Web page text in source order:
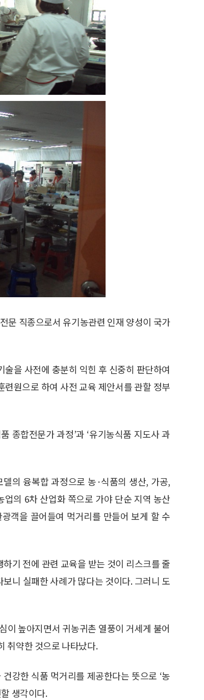
문 직종으로서 유기농관련 인재 양성이 국가
을 사전에 충분히 익힌 후 신중히 판단하여
원으로 하여 사전 교육 제안서를 관할 정부
종합전문가 과정’과 ‘유기농식품 지도사 과
의 융복합 과정으로 농·식품의 생산, 가공,
의 6차 산업화 쪽으로 가야 단순 지역 농산
객을 끌어들여 먹거리를 만들어 보게 할 수
기 전에 관련 교육을 받는 것이 리스크를 줄
니 실패한 사례가 많다는 것이다. 그러니 도
이 높아지면서 귀농귀촌 열풍이 거세게 불어
취약한 것으로 나타났다.
강한 식품 먹거리를 제공한다는 뜻으로 ‘농
생각이다.